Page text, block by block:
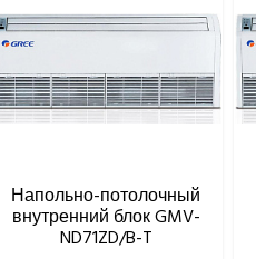
Напольно-потолочный
внутренний блок GMV-
ND71ZD/B-T